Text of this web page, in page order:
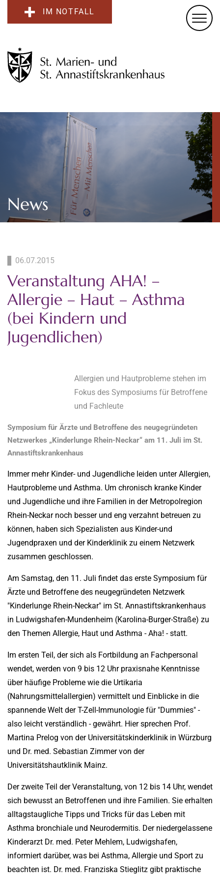
IM NOTFALL
News
06.07.2015
Veranstaltung AHA! –
Allergie – Haut – Asthma
(bei Kindern und
Jugendlichen)
Symposium für Ärzte und Betroffene des neugegründeten
Netzwerkes „Kinderlunge Rhein-Neckar“ am 11. Juli im St.
Annastiftskrankenhaus
Immer mehr Kinder- und Jugendliche leiden unter Allergien,
Hautprobleme und Asthma. Um chronisch kranke Kinder
und Jugendliche und ihre Familien in der Metropolregion
Rhein-Neckar noch besser und eng verzahnt betreuen zu
können, haben sich Spezialisten aus Kinder-und
Jugendpraxen und der Kinderklinik zu einem Netzwerk
zusammen geschlossen.
Am Samstag, den 11. Juli findet das erste Symposium für
Ärzte und Betroffene des neugegründeten Netzwerk
"Kinderlunge Rhein-Neckar" im St. Annastiftskrankenhaus
in Ludwigshafen-Mundenheim (Karolina-Burger-Straße) zu
den Themen Allergie, Haut und Asthma - Aha! - statt.
Im ersten Teil, der sich als Fortbildung an Fachpersonal
wendet, werden von 9 bis 12 Uhr praxisnahe Kenntnisse
über häufige Probleme wie die Urtikaria
(Nahrungsmittelallergien) vermittelt und Einblicke in die
spannende Welt der T-Zell-Immunologie für "Dummies" -
also leicht verständlich - gewährt. Hier sprechen Prof.
Martina Prelog von der Universitätskinderklinik in Würzburg
und Dr. med. Sebastian Zimmer von der
Universitätshautklinik Mainz.
Der zweite Teil der Veranstaltung, von 12 bis 14 Uhr, wendet
sich bewusst an Betroffenen und ihre Familien. Sie erhalten
alltagstaugliche Tipps und Tricks für das Leben mit
Asthma bronchiale und Neurodermitis. Der niedergelassene
Kinderarzt Dr. med. Peter Mehlem, Ludwigshafen,
informiert darüber, was bei Asthma, Allergie und Sport zu
beachten ist. Dr. med. Franziska Stieglitz gibt praktische
Allergien und Hautprobleme stehen im
Fokus des Symposiums für Betroffene
und Fachleute